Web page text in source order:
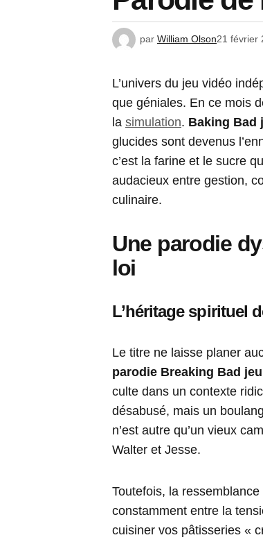
par William Olson21 février
L’univers du jeu vidéo
que géniales. En ce mois
la simulation. Baking Bad
glucides sont devenus
c’est la farine et le sucre
audacieux entre gestion,
culinaire.
Une parodie
loi
L’héritage spirituel
Le titre ne laisse planer
parodie Breaking Bad
culte dans un contexte
désabusé, mais un
n’est autre qu’un vieux
Walter et Jesse.
Toutefois, la ressemblance
constamment entre la
cuisiner vos pâtisseries «